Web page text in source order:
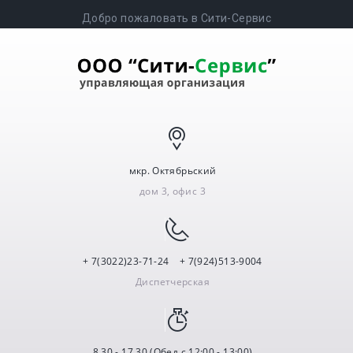
Добро пожаловать в Сити-Сервис
мкр. Октябрьский
дом 3, офис 3
+ 7(3022)23-71-24 + 7(924)513-9004
Диспетчерская